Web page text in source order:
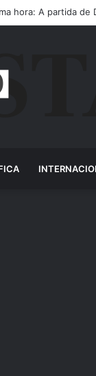
hora: A partida de